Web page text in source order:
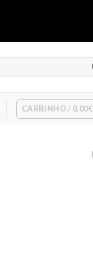
CARRINHO / 0,00€